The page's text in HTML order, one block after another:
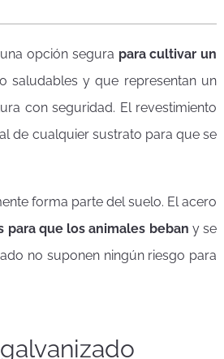
opción segura para cultivar un
saludables y que representan un
con seguridad. El revestimiento
de cualquier sustrato para que se
forma parte del suelo. El acero
para que los animales beban y se
no suponen ningún riesgo para